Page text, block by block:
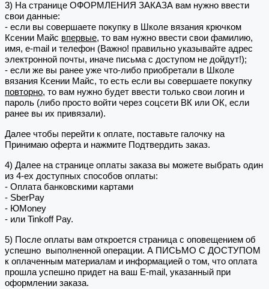
3) На странице ОФОРМЛЕНИЯ ЗАКАЗА вам нужно ввести
свои данные:
- если вы совершаете покупку в Школе вязания крючком
Ксении Майс впервые, то вам нужно ввести свои фамилию,
имя, e-mail и телефон (Важно! правильно указывайте адрес
электронной почты, иначе письма с доступом не дойдут!);
- если же вы ранее уже что-либо приобретали в Школе
вязания Ксении Майс, то есть если вы совершаете покупку
повторно, то вам нужно будет ввести только свои логин и
пароль (либо просто войти через соцсети ВК или ОК, если
ранее вы их привязали).
Далее чтобы перейти к оплате, поставьте галочку на
Принимаю оферта и нажмите Подтвердить заказ.
4) Далее на странице оплаты заказа вы можете выбрать один
из 4-ех доступных способов оплаты:
- Оплата банковскими картами
- SberPay
- ЮMoney
- или Tinkoff Pay.
5) После оплаты вам откроется страница с оповещением об
успешно выполненной операции. А ПИСЬМО С ДОСТУПОМ
к оплаченным материалам и информацией о том, что оплата
прошла успешно придет на ваш E-mail, указанный при
оформлении заказа.